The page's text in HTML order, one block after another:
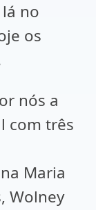
no
os
nós a
com três
Maria
Wolney